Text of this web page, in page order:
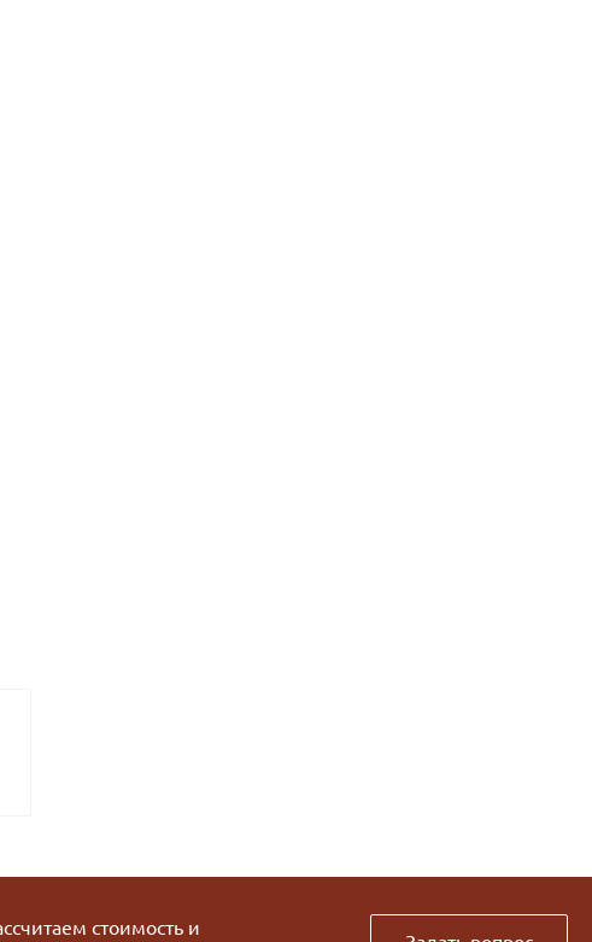
стоимость и